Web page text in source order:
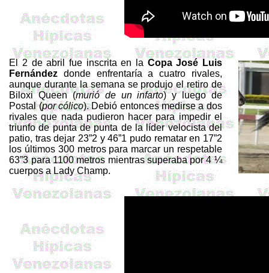
El 2 de abril fue inscrita en la Copa José Luis
Fernández donde enfrentaría a cuatro rivales,
aunque durante la semana se produjo el retiro de
BiloxiQueen (murió de un infarto) y luego de
Postal (por cólico). Debió entonces medirse a dos
rivales que nada pudieron hacer para impedir el
triunfo de punta de punta de la líder velocista del
patio, tras dejar 23”2 y 46”1 pudo rematar en 17”2
los últimos 300 metros para marcar un respetable
63”3 para 1100 metros mientras superaba por 4 ¼
cuerpos a LadyChamp.